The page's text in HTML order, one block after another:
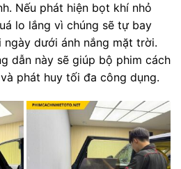
Nếu phát hiện bọt khí nhỏ
lo lắng vì chúng sẽ tự bay
ngày dưới ánh nắng mặt trời.
dẫn này sẽ giúp bộ phim cách
phát huy tối đa công dụng.